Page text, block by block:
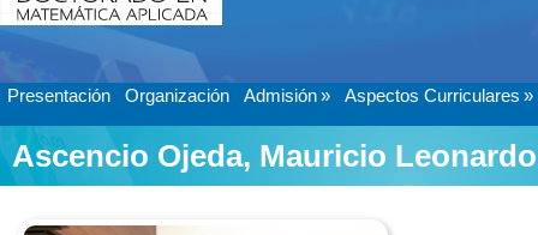
Presentación Organización Admisión» Aspectos Curriculares »
Ascencio Ojeda, Mauricio Leonardo